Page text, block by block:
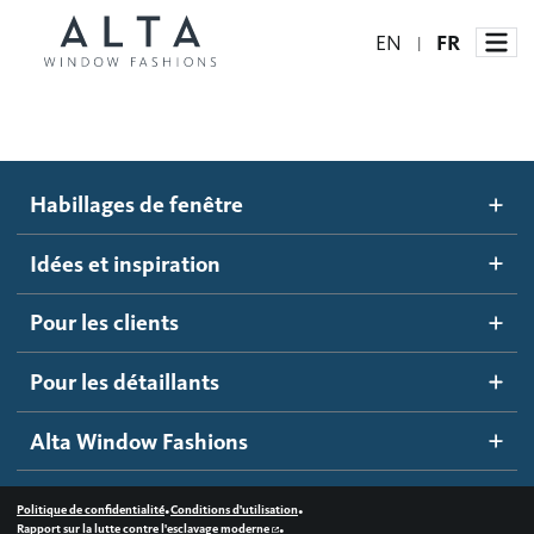
EN | FR
Stores automatisés
Stores alvéolés
Stores à enrouleur
Stores à bandes
Stores translucides
Stores en bois
Idées et inspiration
Blogue
Galerie d'inspiration
Comment ça marche
Devenir un détaillant
Accès détaillant
Contactez-nous
Habillages de fenêtre
Idées et inspiration
Pour les clients
Pour les détaillants
Alta Window Fashions
Politique de confidentialité•Conditions d'utilisation•
Rapport sur la lutte contre l'esclavage moderne •